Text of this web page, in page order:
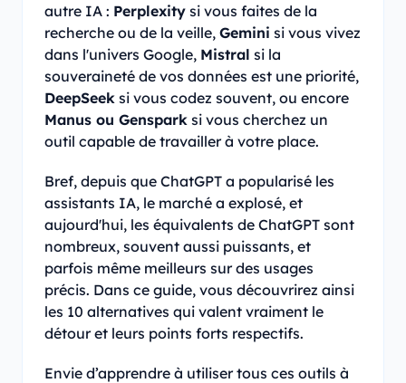
autre IA : Perplexity si vous faites de la
recherche ou de la veille, Gemini si vous vivez
dans l'univers Google, Mistral si la
souveraineté de vos données est une priorité,
DeepSeek si vous codez souvent, ou encore
Manus ou Genspark si vous cherchez un
outil capable de travailler à votre place.
Bref, depuis que ChatGPT a popularisé les
assistants IA, le marché a explosé, et
aujourd'hui, les équivalents de ChatGPT sont
nombreux, souvent aussi puissants, et
parfois même meilleurs sur des usages
précis. Dans ce guide, vous découvrirez ainsi
les 10 alternatives qui valent vraiment le
détour et leurs points forts respectifs.
Envie d’apprendre à utiliser tous ces outils à